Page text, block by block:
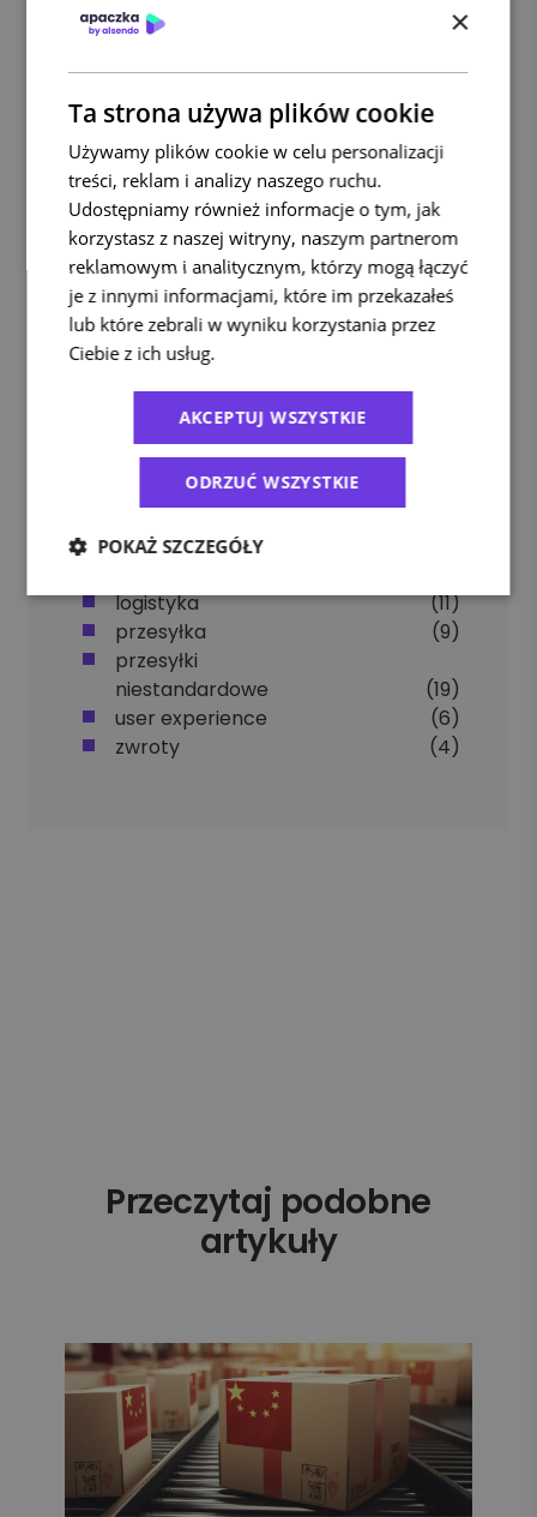
logistyka
(11)
przesyłka
(9)
przesyłki
niestandardowe
(19)
user experience
(6)
zwroty
(4)
Przeczytaj podobne
artykuły
×
Ta strona używa plików cookie
Używamy plików cookie w celu personalizacji
treści, reklam i analizy naszego ruchu.
Udostępniamy również informacje o tym, jak
korzystasz z naszej witryny, naszym partnerom
reklamowym i analitycznym, którzy mogą łączyć
je z innymi informacjami, które im przekazałeś
lub które zebrali w wyniku korzystania przez
Ciebie z ich usług.
AKCEPTUJ WSZYSTKIE
ODRZUĆ WSZYSTKIE
POKAŻ SZCZEGÓŁY